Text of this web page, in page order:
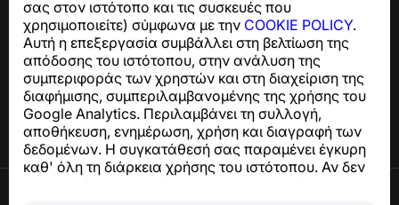
σας στον ιστότοπο και τις συσκευές που
χρησιμοποιείτε) σύμφωνα με την COOKIE POLICY.
Αυτή η επεξεργασία συμβάλλει στη βελτίωση της
απόδοσης του ιστότοπου, στην ανάλυση της
συμπεριφοράς των χρηστών και στη διαχείριση της
διαφήμισης, συμπεριλαμβανομένης της χρήσης του
Google Analytics. Περιλαμβάνει τη συλλογή,
αποθήκευση, ενημέρωση, χρήση και διαγραφή των
δεδομένων. Η συγκατάθεσή σας παραμένει έγκυρη
καθ' όλη τη διάρκεια χρήσης του ιστότοπου. Αν δεν
συμφωνείτε, σταματήστε να χρησιμοποιείτε τον
Κέντρο βοήθειας
Ειδήσεις και Άρθρα
Σχετικά με το έργο
Επαφές